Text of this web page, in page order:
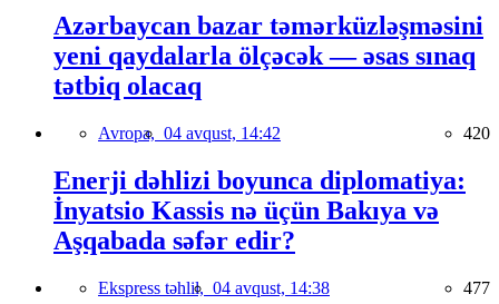
Azərbaycan bazar təmərküzləşməsini
yeni qaydalarla ölçəcək — əsas sınaq
tətbiq olacaq
Avropa, 04 avqust, 14:42 420
Enerji dəhlizi boyunca diplomatiya:
İnyatsio Kassis nə üçün Bakıya və
Aşqabada səfər edir?
Ekspress təhlil, 04 avqust, 14:38 477